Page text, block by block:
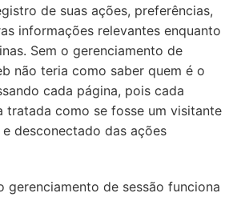
de suas ações, preferências,
informações relevantes enquanto
Sem o gerenciamento de
não teria como saber quem é o
cada página, pois cada
tratada como se fosse um visitante
desconectado das ações
gerenciamento de sessão funciona